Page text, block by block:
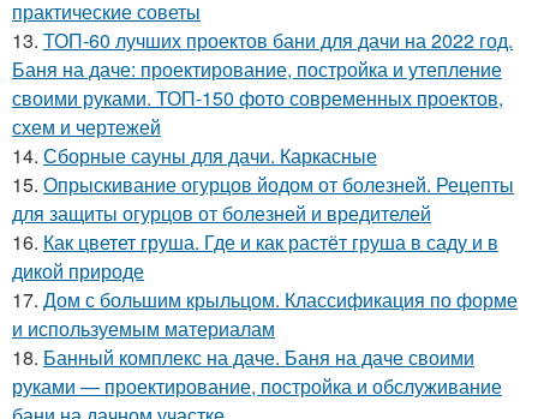
практические советы
13. ТОП-60 лучших проектов бани для дачи на 2022 год.
Баня на даче: проектирование, постройка и утепление
своими руками. ТОП-150 фото современных проектов,
схем и чертежей
14. Сборные сауны для дачи. Каркасные
15. Опрыскивание огурцов йодом от болезней. Рецепты
для защиты огурцов от болезней и вредителей
16. Как цветет груша. Где и как растёт груша в саду и в
дикой природе
17. Дом с большим крыльцом. Классификация по форме
и используемым материалам
18. Банный комплекс на даче. Баня на даче своими
руками — проектирование, постройка и обслуживание